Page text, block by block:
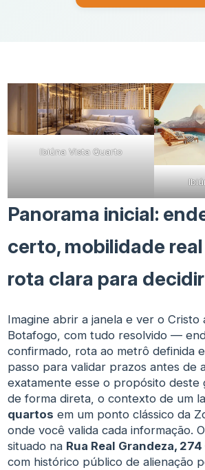
Ibiúna Vista Quarto
Panorama inicial:
certo, mobilidade
rota clara para decidir
Imagine abrir a janela e ver o Cristo
Botafogo, com tudo resolvido —
confirmado, rota ao metrô definida
passo para validar prazos antes de
exatamente esse o propósito deste
de forma direta, o contexto de um
quartos em um ponto clássico da
onde você valida cada informação.
situado na Rua Real Grandeza,
com histórico público de alienação